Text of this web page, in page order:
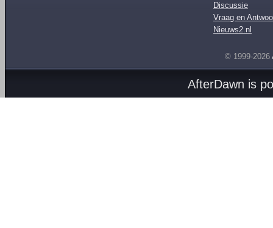
Discussie
Vraag en
Nieuws2.nl
© 1999-2026
AfterDawn is